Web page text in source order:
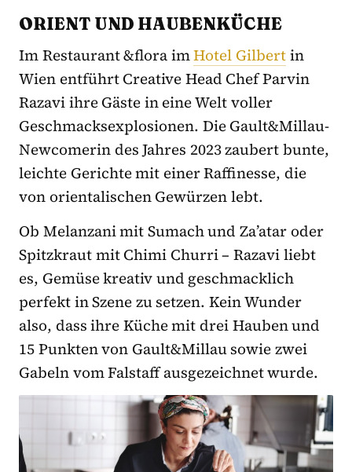
ORIENT UND HAUBENKÜCHE
Im Restaurant &flora imHotel Gilbertin
Wien entführt Creative Head Chef Parvin
Razavi ihre Gäste in eine Welt voller
Geschmacksexplosionen. Die Gault&Millau-
Newcomerin des Jahres 2023 zaubert bunte,
leichte Gerichte mit einer Raffinesse, die
von orientalischen Gewürzen lebt.
Ob Melanzani mit Sumach und Za’atar oder
Spitzkraut mit Chimi Churri – Razavi liebt
es, Gemüse kreativ und geschmacklich
perfekt in Szene zu setzen. Kein Wunder
also, dass ihre Küche mit drei Hauben und
15 Punkten von Gault&Millau sowie zwei
Gabeln vom Falstaff ausgezeichnet wurde.